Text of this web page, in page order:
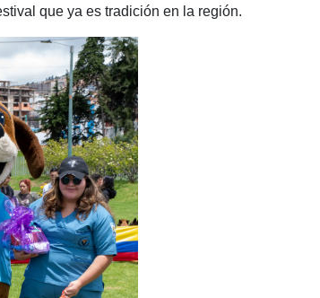
que ya es tradición en la región.